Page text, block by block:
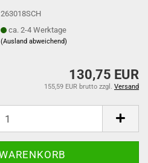
263018SCH
ca. 2-4 Werktage
(Ausland abweichend)
130,75 EUR
155,59 EUR brutto zzgl. Versand